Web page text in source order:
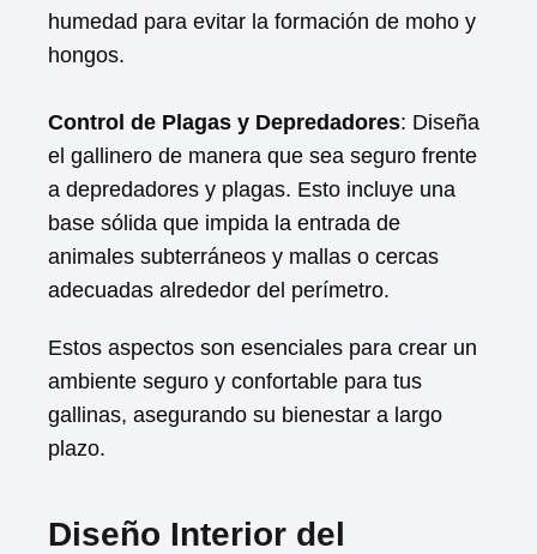
humedad para evitar la formación de moho y
hongos.
Control de Plagas y Depredadores: Diseña
el gallinero de manera que sea seguro frente
a depredadores y plagas. Esto incluye una
base sólida que impida la entrada de
animales subterráneos y mallas o cercas
adecuadas alrededor del perímetro.
Estos aspectos son esenciales para crear un
ambiente seguro y confortable para tus
gallinas, asegurando su bienestar a largo
plazo.
Diseño Interior del